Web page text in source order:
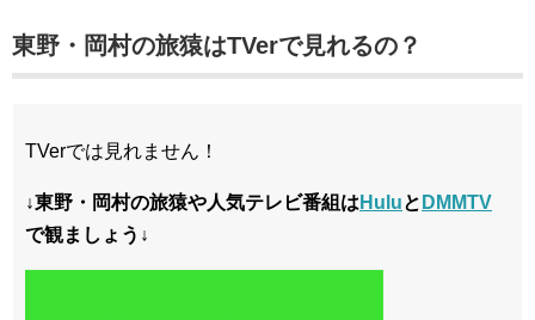
東野・岡村の旅猿はTVerで見れるの？
TVerでは見れません！
↓東野・岡村の旅猿や人気テレビ番組は Huluと DMMTV
で観ましょう↓